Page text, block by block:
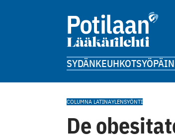
SYDÄNKEUHKOTSYÖPÄ
COLUMNA LATINAYLENSYÖNTI
De